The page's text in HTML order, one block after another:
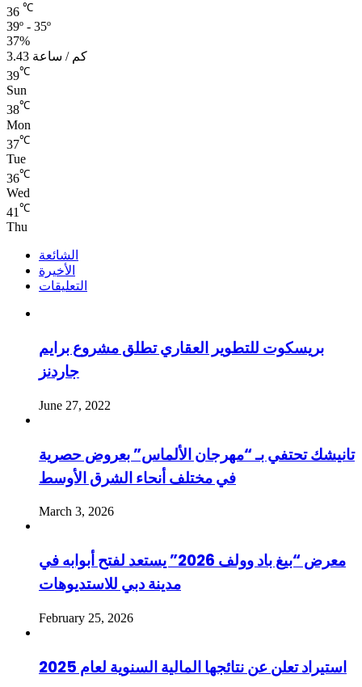
36 ℃
39º - 35º
37%
3.43 كم / ساعة
39℃
Sun
38℃
Mon
37℃
Tue
36℃
Wed
41℃
Thu
الشائعة
الأخيرة
التعليقات
بريسكوت للتطوير العقاري تطلق مشروع برايم
جاردنز
June 27, 2022
تانيشك تحتفي بـ “مهرجان الألماس” بعروض حصرية
في مختلف أنحاء الشرق الأوسط
March 3, 2026
معرض “بيغ باد وولف 2026” يستعد لفتح أبوابه في
مدينة دبي للاستديوهات
February 25, 2026
استيراد تعلن عن نتائجها المالية السنوية لعام 2025